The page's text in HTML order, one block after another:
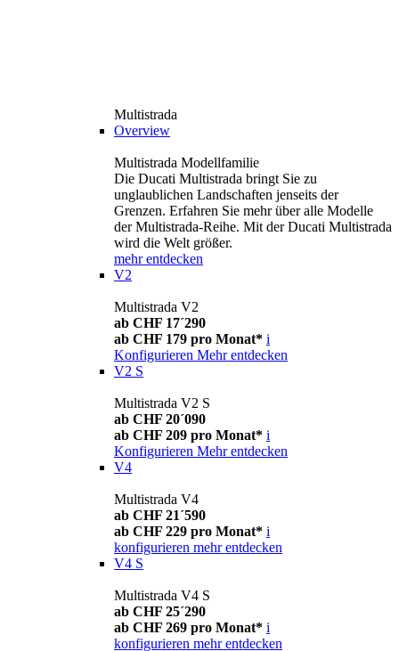
Multistrada
Overview
Multistrada Modellfamilie
Die Ducati Multistrada bringt Sie zu
unglaublichen Landschaften jenseits der
Grenzen. Erfahren Sie mehr über alle Modelle
der Multistrada-Reihe. Mit der Ducati Multistrada
wird die Welt größer.
mehr entdecken
V2
Multistrada V2
ab CHF 17´290
ab CHF 179 pro Monat* i
Konfigurieren Mehr entdecken
V2 S
Multistrada V2 S
ab CHF 20´090
ab CHF 209 pro Monat* i
Konfigurieren Mehr entdecken
V4
Multistrada V4
ab CHF 21´590
ab CHF 229 pro Monat* i
konfigurieren mehr entdecken
V4 S
Multistrada V4 S
ab CHF 25´290
ab CHF 269 pro Monat* i
konfigurieren mehr entdecken